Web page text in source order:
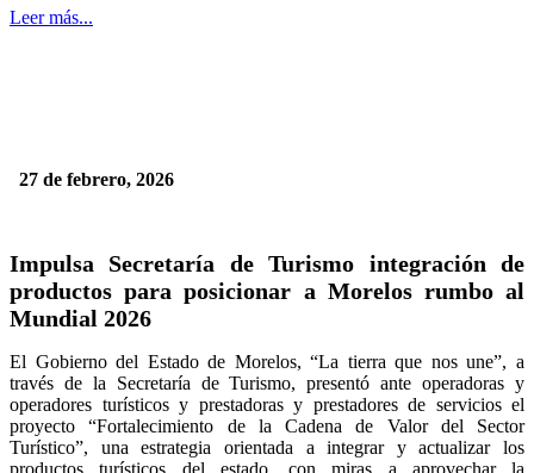
Leer más...
27 de febrero, 2026
Impulsa Secretaría de Turismo integración de
productos para posicionar a Morelos rumbo al
Mundial 2026
El Gobierno del Estado de Morelos, “La tierra que nos une”, a
través de la Secretaría de Turismo, presentó ante operadoras y
operadores turísticos y prestadoras y prestadores de servicios el
proyecto “Fortalecimiento de la Cadena de Valor del Sector
Turístico”, una estrategia orientada a integrar y actualizar los